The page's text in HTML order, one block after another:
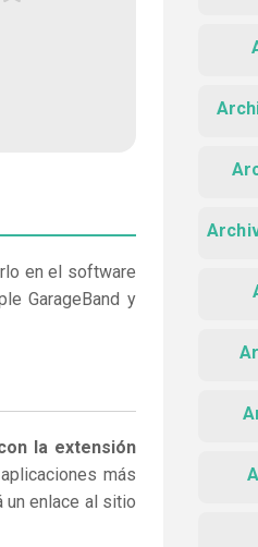
en el software
GarageBand y
la extensión
más
un enlace al sitio